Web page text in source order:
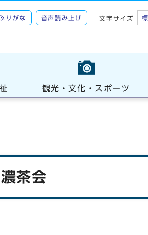
ふりがな 音声読み上げ 文字サイズ
観光・文化・スポーツ
茶会